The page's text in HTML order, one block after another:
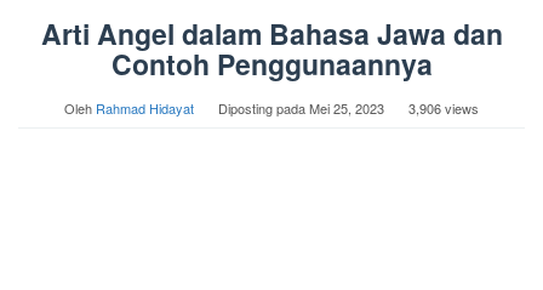
Arti Angel dalam Bahasa Jawa dan
Contoh Penggunaannya
Oleh Rahmad Hidayat Diposting padaMei 25, 2023 3,906 views